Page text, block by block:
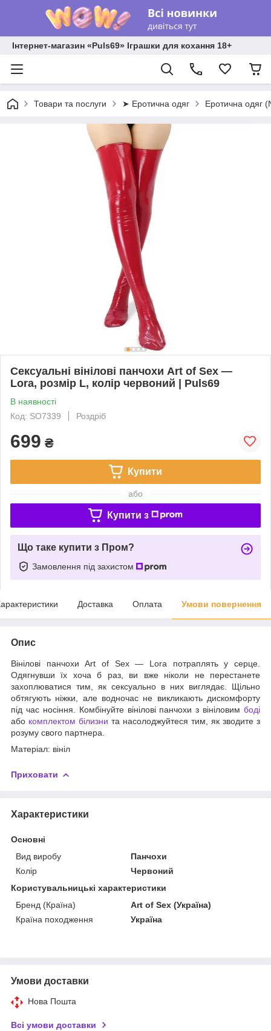
Інтернет-магазин «Puls69» Іграшки для кохання 18+
Товари та послуги ➤ Еротична одяг Еротична одяг
Сексуальні вінілові панчохи Art of Sex —
Lora, розмір L, колір червоний | Puls69
В наявності
Код: SO7339
Роздріб
699 ₴
Купити
або
Купити з
Що таке купити з Пром?
Замовлення під захистом
Доставка Оплата Умови повернення
Опис
Вінілові панчохи Art of Sex — Lora потраплять у серце.
Одягнувши їх хоча б раз, ви вже ніколи не перестанете
захоплюватися тим, як сексуально в них виглядає. Щільно
обтягують ніжки, але водночас не викликають дискомфорту
під час носіння. Комбінуйте вінілові панчохи з вініловим боді
або комплектом білизни та насолоджуйтеся тим, як зводите з
розуму свого партнера.
Матеріал: вініл
Приховати
Характеристики
Основні
Вид виробу
Панчохи
Колір
Червоний
Користувальницькі характеристики
Бренд (Країна)
Art of Sex (Україна)
Країна походження
Україна
Умови доставки
Нова Пошта
Всі умови доставки